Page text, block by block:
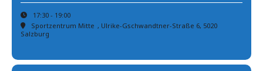
17:30 - 19:00
Sportzentrum Mitte , Ulrike-Gschwandtner-Straße 6, 5020
Salzburg